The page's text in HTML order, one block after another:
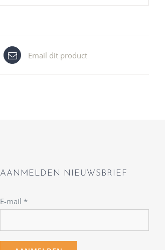
Email dit product
AANMELDEN NIEUWSBRIEF
E-mail *